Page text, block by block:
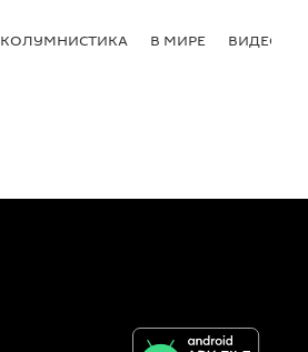
КОЛУМНИСТИКА В МИРЕ ВИДЕО